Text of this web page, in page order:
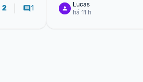
2 1
Lucas
há 11 h